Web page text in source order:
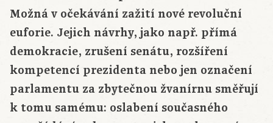
Možná v očekávání zažití nové revoluční
euforie. Jejich návrhy, jako např. přímá
demokracie, zrušení senátu, rozšíření
kompetencí prezidenta nebo jen označení
parlamentu za zbytečnou žvanírnu směřují
k tomu samému: oslabení současného